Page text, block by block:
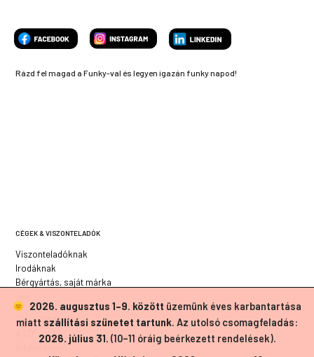
Rázd fel magad a Funky-val és legyen igazán funky napod!
CÉGEK & VISZONTELADÓK
Viszonteladóknak
Irodáknak
Bérgyártás, saját márka
Süti szabályzat
2026. augusztus 1–9. között üzemünk éves karbantartása
miatt szállítási szünetet tartunk. Az utolsó csomagfeladás:
2026. július 31. (10–11 óráig beérkezett rendelések).